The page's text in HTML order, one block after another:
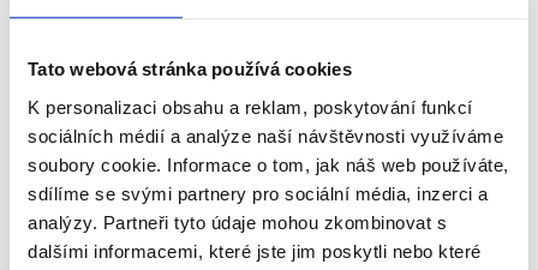
Tato webová stránka používá cookies
K personalizaci obsahu a reklam, poskytování funkcí
sociálních médií a analýze naší návštěvnosti využíváme
soubory cookie. Informace o tom, jak náš web používáte,
sdílíme se svými partnery pro sociální média, inzerci a
analýzy. Partneři tyto údaje mohou zkombinovat s
dalšími informacemi, které jste jim poskytli nebo které
OVĚŘENO
Místopředseda vlády Karel Havlíček
6. února 2020